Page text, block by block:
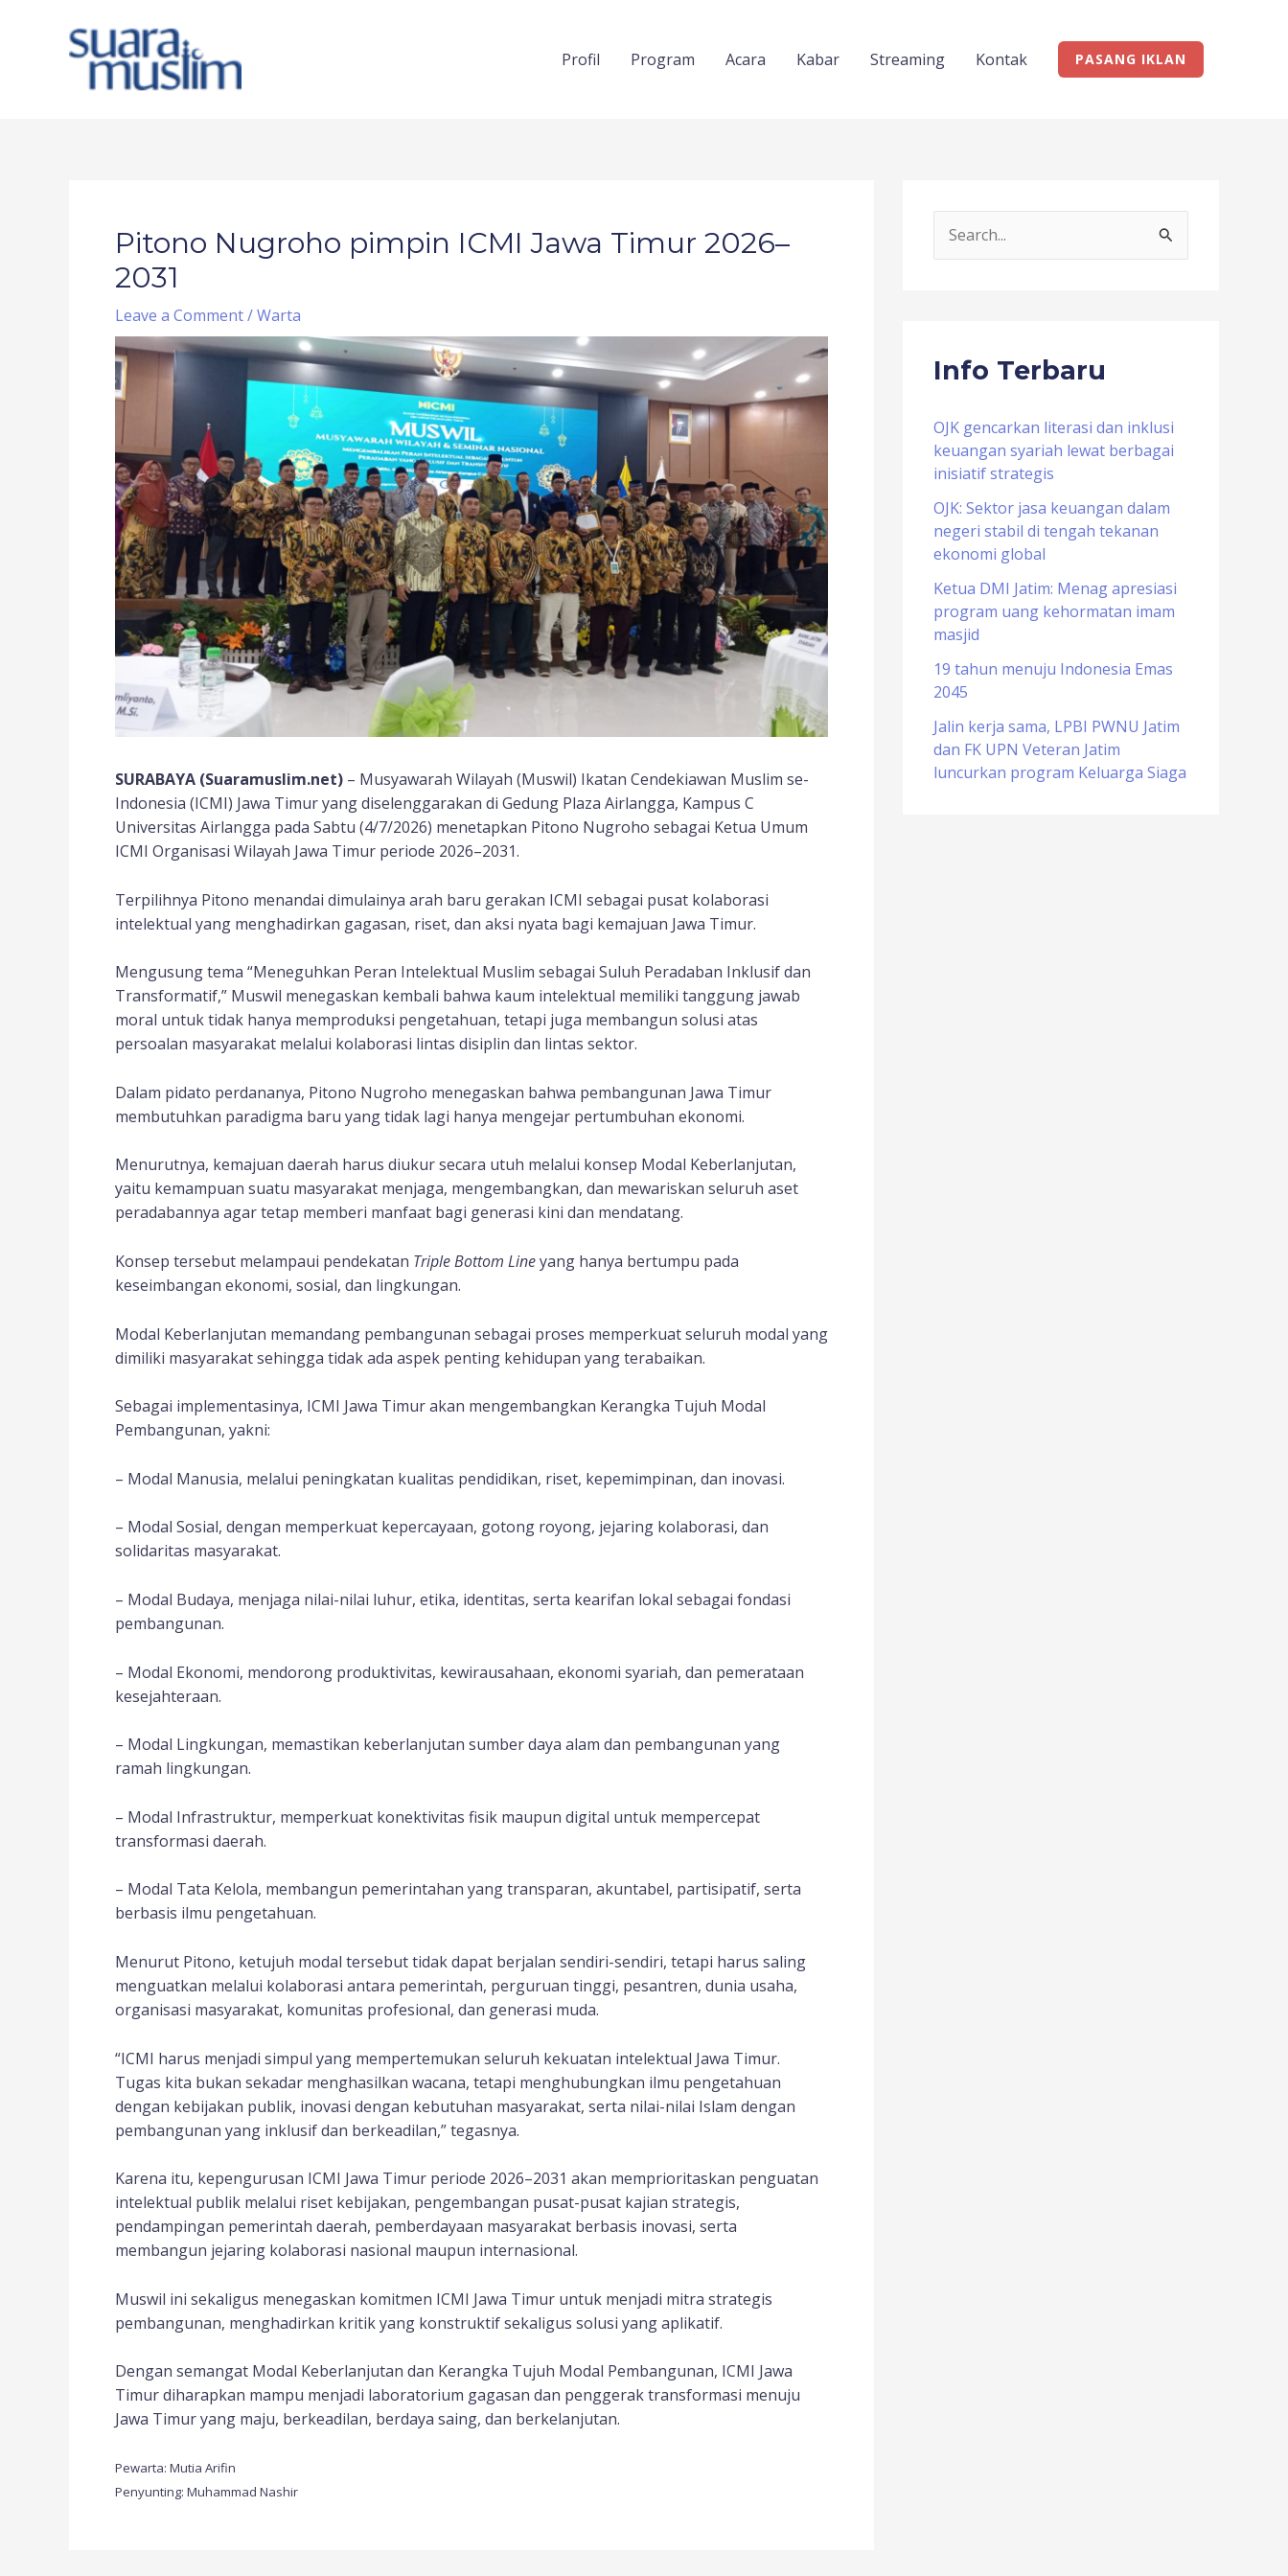
Profil Program Acara Kabar Streaming Kontak PASANG IKLAN
Pitono Nugroho pimpin ICMI Jawa Timur 2026–
2031
Leave a Comment/Warta
SURABAYA (Suaramuslim.net) – Musyawarah Wilayah (Muswil) Ikatan Cendekiawan Muslim se-
Indonesia (ICMI) Jawa Timur yang diselenggarakan di Gedung Plaza Airlangga, Kampus C
Universitas Airlangga pada Sabtu (4/7/2026) menetapkan Pitono Nugroho sebagai Ketua Umum
ICMI Organisasi Wilayah Jawa Timur periode 2026–2031.
Terpilihnya Pitono menandai dimulainya arah baru gerakan ICMI sebagai pusat kolaborasi
intelektual yang menghadirkan gagasan, riset, dan aksi nyata bagi kemajuan Jawa Timur.
Mengusung tema “Meneguhkan Peran Intelektual Muslim sebagai Suluh Peradaban Inklusif dan
Transformatif,” Muswil menegaskan kembali bahwa kaum intelektual memiliki tanggung jawab
moral untuk tidak hanya memproduksi pengetahuan, tetapi juga membangun solusi atas
persoalan masyarakat melalui kolaborasi lintas disiplin dan lintas sektor.
Dalam pidato perdananya, Pitono Nugroho menegaskan bahwa pembangunan Jawa Timur
membutuhkan paradigma baru yang tidak lagi hanya mengejar pertumbuhan ekonomi.
Menurutnya, kemajuan daerah harus diukur secara utuh melalui konsep Modal Keberlanjutan,
yaitu kemampuan suatu masyarakat menjaga, mengembangkan, dan mewariskan seluruh aset
peradabannya agar tetap memberi manfaat bagi generasi kini dan mendatang.
Konsep tersebut melampaui pendekatan Triple Bottom Lineyang hanya bertumpu pada
keseimbangan ekonomi, sosial, dan lingkungan.
Modal Keberlanjutan memandang pembangunan sebagai proses memperkuat seluruh modal yang
dimiliki masyarakat sehingga tidak ada aspek penting kehidupan yang terabaikan.
Sebagai implementasinya, ICMI Jawa Timur akan mengembangkan Kerangka Tujuh Modal
Pembangunan, yakni:
– Modal Manusia, melalui peningkatan kualitas pendidikan, riset, kepemimpinan, dan inovasi.
– Modal Sosial, dengan memperkuat kepercayaan, gotong royong, jejaring kolaborasi, dan
solidaritas masyarakat.
– Modal Budaya, menjaga nilai-nilai luhur, etika, identitas, serta kearifan lokal sebagai fondasi
pembangunan.
– Modal Ekonomi, mendorong produktivitas, kewirausahaan, ekonomi syariah, dan pemerataan
kesejahteraan.
– Modal Lingkungan, memastikan keberlanjutan sumber daya alam dan pembangunan yang
ramah lingkungan.
– Modal Infrastruktur, memperkuat konektivitas fisik maupun digital untuk mempercepat
transformasi daerah.
– Modal Tata Kelola, membangun pemerintahan yang transparan, akuntabel, partisipatif, serta
berbasis ilmu pengetahuan.
Menurut Pitono, ketujuh modal tersebut tidak dapat berjalan sendiri-sendiri, tetapi harus saling
menguatkan melalui kolaborasi antara pemerintah, perguruan tinggi, pesantren, dunia usaha,
organisasi masyarakat, komunitas profesional, dan generasi muda.
“ICMI harus menjadi simpul yang mempertemukan seluruh kekuatan intelektual Jawa Timur.
Tugas kita bukan sekadar menghasilkan wacana, tetapi menghubungkan ilmu pengetahuan
dengan kebijakan publik, inovasi dengan kebutuhan masyarakat, serta nilai-nilai Islam dengan
pembangunan yang inklusif dan berkeadilan,” tegasnya.
Karena itu, kepengurusan ICMI Jawa Timur periode 2026–2031 akan memprioritaskan penguatan
intelektual publik melalui riset kebijakan, pengembangan pusat-pusat kajian strategis,
pendampingan pemerintah daerah, pemberdayaan masyarakat berbasis inovasi, serta
membangun jejaring kolaborasi nasional maupun internasional.
Muswil ini sekaligus menegaskan komitmen ICMI Jawa Timur untuk menjadi mitra strategis
pembangunan, menghadirkan kritik yang konstruktif sekaligus solusi yang aplikatif.
Dengan semangat Modal Keberlanjutan dan Kerangka Tujuh Modal Pembangunan, ICMI Jawa
Timur diharapkan mampu menjadi laboratorium gagasan dan penggerak transformasi menuju
Jawa Timur yang maju, berkeadilan, berdaya saing, dan berkelanjutan.
Pewarta: Mutia Arifin
Penyunting: Muhammad Nashir
c
f
o
r
:
Info Terbaru
OJK gencarkan literasi dan inklusi
keuangan syariah lewat berbagai
inisiatif strategis
OJK: Sektor jasa keuangan dalam
negeri stabil di tengah tekanan
ekonomi global
Ketua DMI Jatim: Menag apresiasi
program uang kehormatan imam
masjid
19 tahun menuju Indonesia Emas
2045
Jalin kerja sama, LPBI PWNU Jatim
dan FK UPN Veteran Jatim
luncurkan program Keluarga Siaga